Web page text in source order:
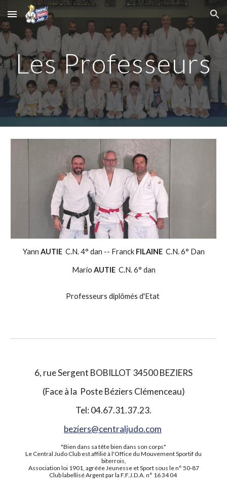
Skip to main content Skip to navigation
Les Professeurs
Yann AUTIE
  C.N. 4° dan -- Franck
FILAINE
  C.N. 6° Dan
Mario AUTIE
  C.N. 6° dan
Professeurs diplômés d'Etat
6, rue Sergent BOBILLOT 34500 BEZIERS
(Face à la Poste Béziers Clémenceau)
Tel: 04.67.31.37.23.
beziers@centraljudo.com
"Bien dans sa tête bien dans son corps"
Le Central Judo Club est affilié à l'Office du Mouvement Sportif du
biterrois,
Association loi 1901, agréée Jeunesse et Sport sous le n° 50-87
Club labellisé Argent par la F.F.J.D.A. n° 16 34 04